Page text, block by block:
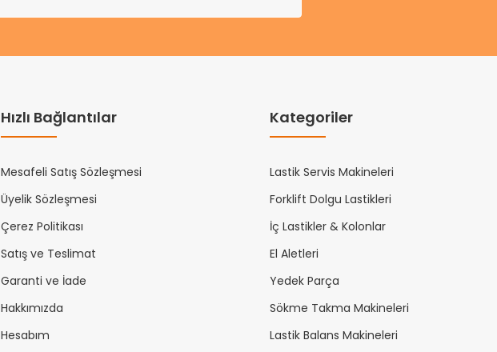
Hızlı Bağlantılar
Mesafeli Satış Sözleşmesi
Üyelik Sözleşmesi
Çerez Politikası
Satış ve Teslimat
Garanti ve İade
Hakkımızda
Hesabım
Kategoriler
Lastik Servis Makineleri
Forklift Dolgu Lastikleri
İç Lastikler & Kolonlar
El Aletleri
Yedek Parça
Sökme Takma Makineleri
Lastik Balans Makineleri